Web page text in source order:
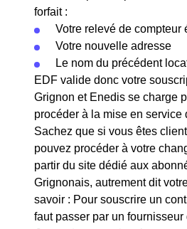
forfait :
Votre relevé de compteur
Votre nouvelle adresse
Le nom du précédent
EDF valide donc votre
Grignon et Enedis se charge
procéder à la mise en service
Sachez que si vous êtes
pouvez procéder à votre
partir du site dédié aux
Grignonais, autrement dit
savoir : Pour souscrire un
faut passer par un fournisseur